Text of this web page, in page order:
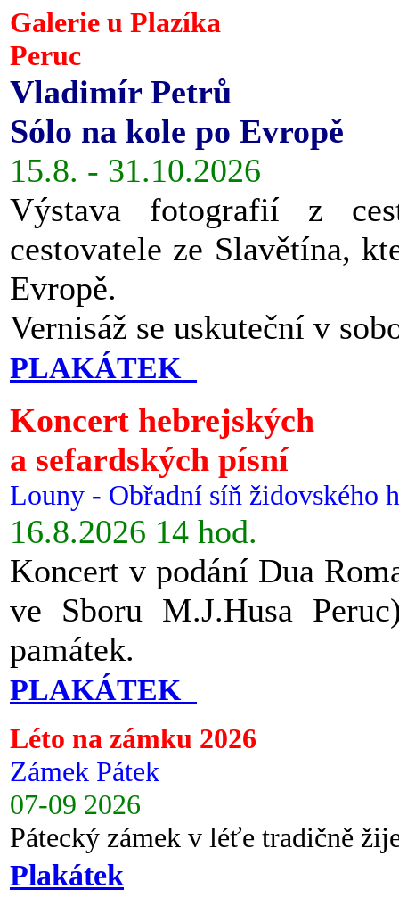
Galerie u Plazíka
Peruc
Vladimír Petrů
Sólo na kole po Evropě
15.8. - 31.10.2026
Výstava fotografií z
cestovatele ze Slavětína,
Evropě.
Vernisáž se uskuteční v
PLAKÁTEK
Koncert hebrejských
a sefardských písní
Louny - Obřadní síň židovského
16.8.2026 14 hod.
Koncert v podání Dua
ve Sboru M.J.Husa
památek.
PLAKÁTEK
Léto na zámku 2026
Zámek Pátek
07-09 2026
Pátecký zámek v léťe tradičně
Plakátek